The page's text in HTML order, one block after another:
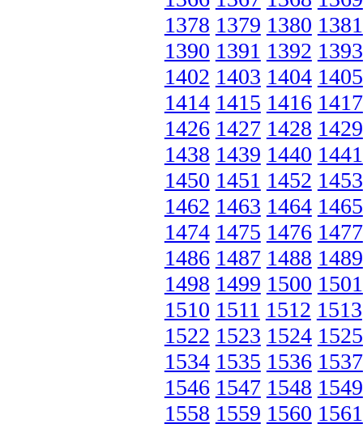
1378 1379 1380 1381
1390 1391 1392 1393
1402 1403 1404 1405
1414 1415 1416 1417
1426 1427 1428 1429
1438 1439 1440 1441
1450 1451 1452 1453
1462 1463 1464 1465
1474 1475 1476 1477
1486 1487 1488 1489
1498 1499 1500 1501
1510 1511 1512 1513
1522 1523 1524 1525
1534 1535 1536 1537
1546 1547 1548 1549
1558 1559 1560 1561